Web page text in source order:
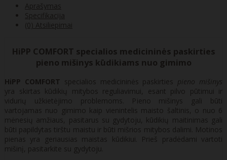
Aprašymas
Specifikacija
(0) Atsiliepimai
HiPP COMFORT specialios medicininės paskirties
pieno mišinys kūdikiams nuo gimimo
HiPP COMFORT specialios medicininės paskirties pieno mišinys
yra skirtas kūdikių mitybos reguliavimui, esant pilvo pūtimui ir
vidurių užkietėjimo problemoms. Pieno mišinys gali būti
vartojamas nuo gimimo kaip vienintelis maisto šaltinis, o nuo 6
mėnesių amžiaus, pasitarus su gydytoju, kūdikių maitinimas gali
būti papildytas tirštu maistu ir būti mišrios mitybos dalimi. Motinos
pienas yra geriausias maistas kūdikiui. Prieš pradėdami vartoti
mišinį, pasitarkite su gydytoju.